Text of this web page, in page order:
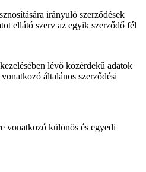
irányuló szerződések
ellátó szerv az egyik szerződő fél
lévő közérdekű adatok
általános szerződési
vonatkozó különös és egyedi